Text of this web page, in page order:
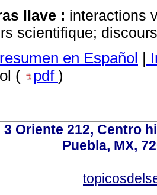
llave : interactions
scientifique;
resumen en Español |
(
pdf )
3 Oriente 212, Centro
Puebla, MX,